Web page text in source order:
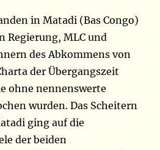
in Matadi (Bas Congo)
Regierung, MLC und
des Abkommens von
der Übergangszeit
ohne nennenswerte
wurden. Das Scheitern
ging auf die
der beiden